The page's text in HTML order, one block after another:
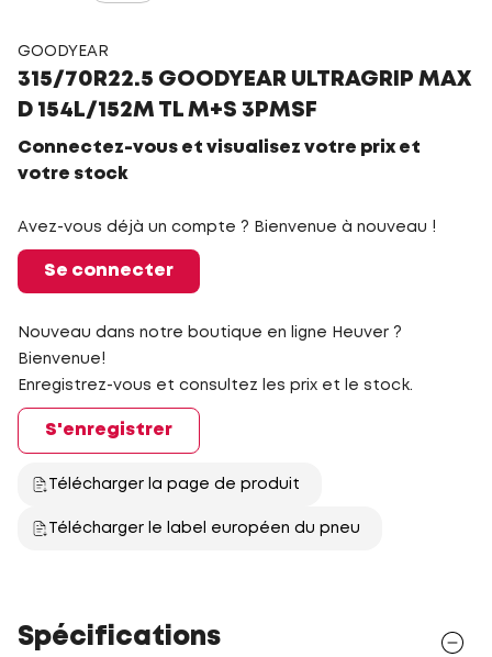
GOODYEAR
315/70R22.5 GOODYEAR ULTRAGRIP MAX
D 154L/152M TL M+S 3PMSF
Connectez-vous et visualisez votre prix et
votre stock
Avez-vous déjà un compte ? Bienvenue à nouveau !
Se connecter
Nouveau dans notre boutique en ligne Heuver ?
Bienvenue!
Enregistrez-vous et consultez les prix et le stock.
S'enregistrer
Télécharger la page de produit
Télécharger le label européen du pneu
Spécifications